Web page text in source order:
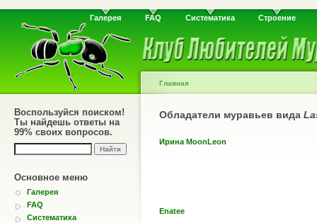
Галерея FAQ Систематика Строение
Воспользуйся поиском!
Ты найдешь ответы на
99% своих вопросов.
Основное меню
Галерея
FAQ
Систематика
Главная
Обладатели муравьев вида
Ирина MoonLeon
Enatee